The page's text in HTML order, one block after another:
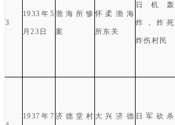
3
1933 年 5
月 23 日
渤海所惨
案
怀柔渤海
所东关
日机轰
炸，炸死
炸伤村民
1937 年 7 济德堂村 大兴济德 日军砍杀